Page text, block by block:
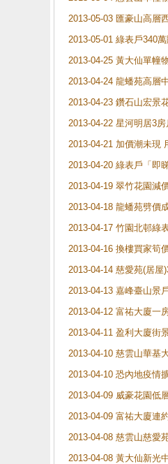
2013-05-03 匯豪山高層
2013-05-01 綠表戶340
2013-04-25 黃大仙單幢
2013-04-24 龍蟠苑高層
2013-04-23 鑽石山宏景
2013-04-22 星河明居3
2013-04-21 加價潮未現
2013-04-20 綠表戶「即
2013-04-19 翠竹花園減
2013-04-18 龍蟠苑劈價
2013-04-17 竹園北邨綠
2013-04-16 換樓買家筍
2013-04-14 慈愛苑(居
2013-04-13 嘉峰臺山景
2013-04-12 富祐大廈一
2013-04-11 盈利大廈街
2013-04-10 慈雲山華基
2013-04-10 恐內地疫情
2013-04-09 威豪花園低
2013-04-09 富祐大廈連
2013-04-08 慈雲山慈愛
2013-04-08 黃大仙新光